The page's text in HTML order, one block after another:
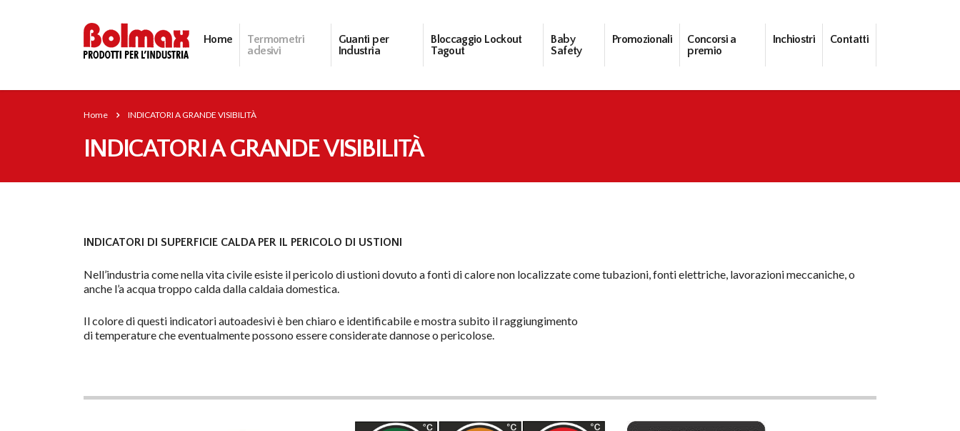
Home
Termometri
adesivi
Guanti per
Industria
Bloccaggio Lockout
Tagout
Baby
Safety
Promozionali
Concorsi a
premio
Inchiostri Contatti
Home INDICATORI A GRANDE VISIBILITÀ
INDICATORI A GRANDE VISIBILITÀ
INDICATORI DI SUPERFICIE CALDA PER IL PERICOLO DI USTIONI
Nell’industria come nella vita civile esiste il pericolo di ustioni dovuto a fonti di calore non localizzate come tubazioni, fonti elettriche, lavorazioni meccaniche, o
anche l’a acqua troppo calda dalla caldaia domestica.
Il colore di questi indicatori autoadesivi è ben chiaro e identificabile e mostra subito il raggiungimento
di temperature che eventualmente possono essere considerate dannose o pericolose.